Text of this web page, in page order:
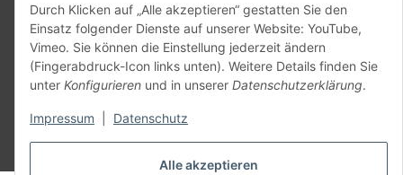
Alle akzeptieren
Durch Klicken auf „Alle akzeptieren“ gestatten Sie den
Einsatz folgender Dienste auf unserer Website: YouTube,
Vimeo. Sie können die Einstellung jederzeit ändern
(Fingerabdruck-Icon links unten). Weitere Details finden Sie
unter Konfigurieren und in unserer Datenschutzerklärung.
Impressum Datenschutz
Vertrag widerrufen
* Alle Preise inkl. gesetzlicher USt., zzgl.